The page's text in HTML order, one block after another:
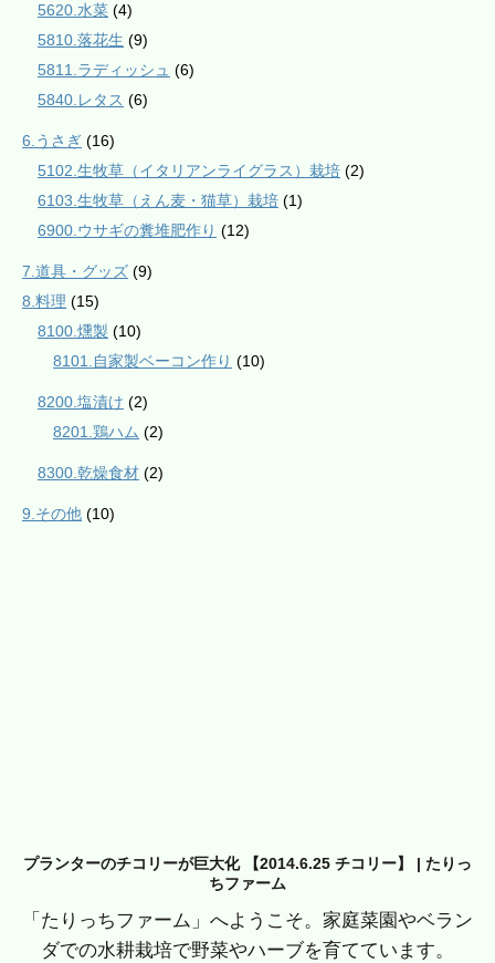
5620.水菜 (4)
5810.落花生 (9)
5811.ラディッシュ (6)
5840.レタス (6)
6.うさぎ (16)
5102.生牧草（イタリアンライグラス）栽培 (2)
6103.生牧草（えん麦・猫草）栽培 (1)
6900.ウサギの糞堆肥作り (12)
7.道具・グッズ (9)
8.料理 (15)
8100.燻製 (10)
8101.自家製ベーコン作り (10)
8200.塩漬け (2)
8201.鶏ハム (2)
8300.乾燥食材 (2)
9.その他 (10)
プランターのチコリーが巨大化 【2014.6.25 チコリー】 | たりっ
ちファーム
「たりっちファーム」へようこそ。家庭菜園やベラン
ダでの水耕栽培で野菜やハーブを育てています。